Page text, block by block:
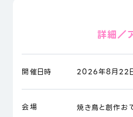
詳細／
開催日時 2026年8月22
会場 焼き鳥と創作お